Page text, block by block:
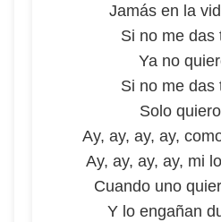
Jamás en la
Si no me das
Ya no
Si no me das
Solo
Ay, ay, ay, ay,
Ay, ay, ay, ay, mi
Cuando uno
Y lo engañan